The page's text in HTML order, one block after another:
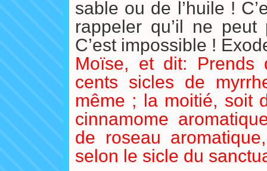
sable ou de l’huile !
rappeler qu’il ne peut
C’est impossible !
Moïse, et dit: Prends
cents sicles de
même ; la moitié, soit
cinnamome
de roseau
selon le sicle du